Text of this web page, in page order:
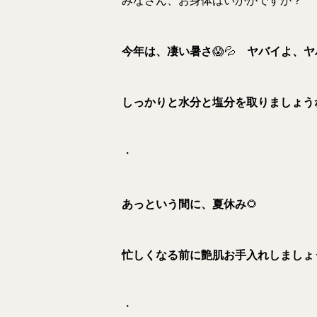
今年は、凄い暑さ😱💦 ヤバイよ、ヤ
しっかりと水分と塩分を取りましょう
・
あっという間に、夏休み🌻
忙しくなる前に艶肌お手入れしましょ
・